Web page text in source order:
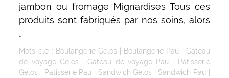
jambon ou fromage Mignardises Tous ces
produits sont fabriqués par nos soins, alors
…
Mots-clé : Boulangerie Gelos Boulangerie Pau
Gateau
de voyage Gelos |Gateau de voyage Pau
Patisserie
Gelos
Patisserie Pau Sandwich Gelos Sandwich Pau